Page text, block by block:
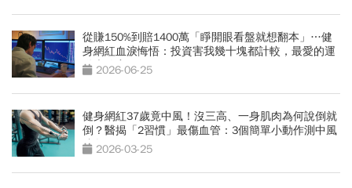
從賺150%到賠1400萬「睜開眼看盤就想翻本」…健
身網紅血淚悔悟：投資害我幾十塊都計較，最愛的運
動也放棄
2026-06-25
健身網紅37歲竟中風！沒三高、一身肌肉為何說倒就
倒？醫揭「2習慣」最傷血管：3個簡單小動作測中風
跡象2026-03-25